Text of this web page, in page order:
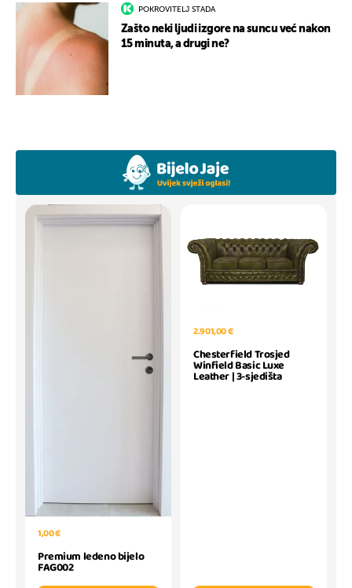
POKROVITELJ STADA
Zašto neki ljudi izgore na suncu već nakon
15 minuta, a drugi ne?
1,00 €
Premium ledeno bijelo
FAG002
2.901,00 €
Chesterfield Trosjed
Winfield Basic Luxe
Leather | 3-sjedišta